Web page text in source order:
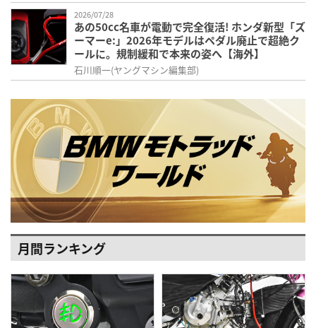
2026/07/28
あの50cc名車が電動で完全復活! ホンダ新型「ズ
ーマーe:」2026年モデルはペダル廃止で超絶ク
ールに。規制緩和で本来の姿へ【海外】
石川順一(ヤングマシン編集部)
月間ランキング